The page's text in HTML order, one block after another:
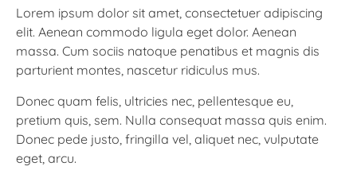
Lorem ipsum dolor sit amet, consectetuer adipiscing
elit. Aenean commodo ligula eget dolor. Aenean
massa. Cum sociis natoque penatibus et magnis dis
parturient montes, nascetur ridiculus mus.
Donec quam felis, ultricies nec, pellentesque eu,
pretium quis, sem. Nulla consequat massa quis enim.
Donec pede justo, fringilla vel, aliquet nec, vulputate
eget, arcu.